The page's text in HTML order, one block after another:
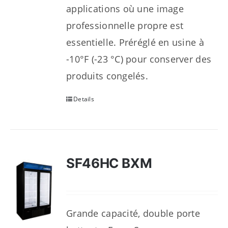
applications où une image
professionnelle propre est
essentielle. Préréglé en usine à
-10°F (-23 °C) pour conserver des
produits congelés.
Details
SF46HC BXM
Grande capacité, double porte